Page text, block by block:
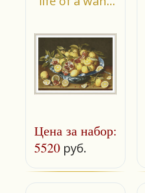
porcelain"
Цена за набор:
5520 руб.